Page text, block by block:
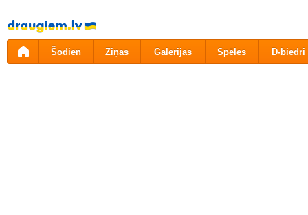
Pāriet
uz
saturu
Šodien Ziņas Galerijas Spēles D-biedri